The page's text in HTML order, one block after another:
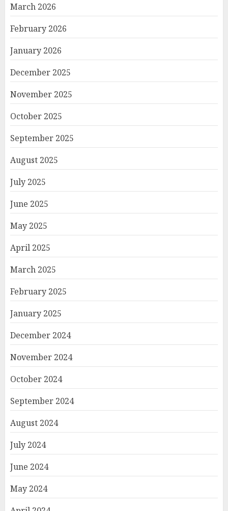
March 2026
February 2026
January 2026
December 2025
November 2025
October 2025
September 2025
August 2025
July 2025
June 2025
May 2025
April 2025
March 2025
February 2025
January 2025
December 2024
November 2024
October 2024
September 2024
August 2024
July 2024
June 2024
May 2024